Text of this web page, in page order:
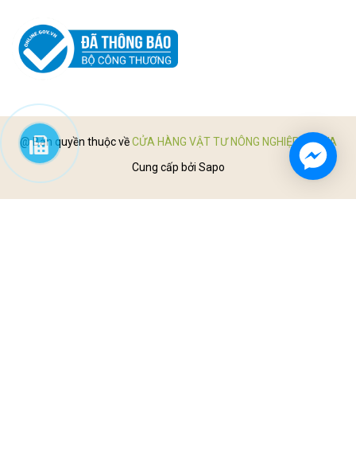
@ Bản quyền thuộc vềCỬA HÀNG VẬT TƯ NÔNG NGHIỆP KHUYA
Cung cấp bởi Sapo